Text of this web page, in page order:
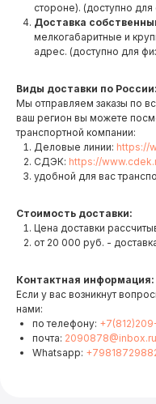
стороне). (доступно для
Доставка
мелкогабаритные и
адрес. (доступно для
Виды доставки по России:
Мы отправляем заказы по
ваш регион вы можете
транспортной компании:
Деловые линии: https://
СДЭК: https://
удобной для вас
Стоимость доставки:
Цена доставки
от 20 000 руб. -
Контактная информация:
Если у вас возникнут
нами:
по телефону:
почта: 2090878@inbox.ru
Whatsapp: